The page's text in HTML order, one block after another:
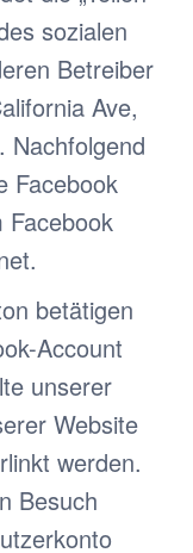
sozialen
Betreiber
Ave,
Nachfolgend
Facebook
Facebook
betätigen
Account
unserer
Website
werden.
Besuch